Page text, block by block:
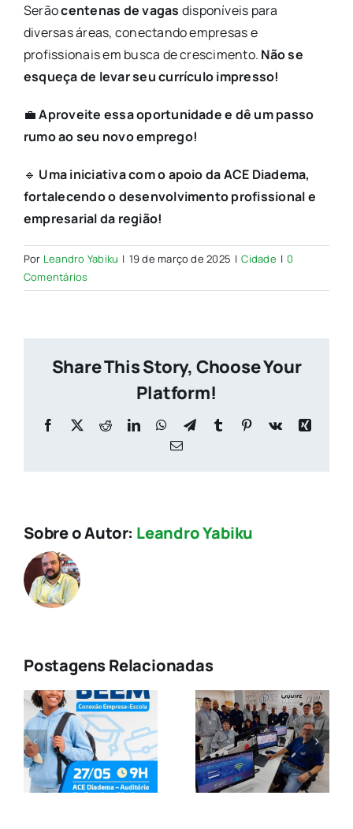
Serãocentenas de vagas disponíveis para
diversas áreas, conectando empresas e
profissionais em busca de crescimento. Não se
esqueça de levar seu currículo impresso!
💼Aproveite essa oportunidade e dê um passo
rumo ao seu novo emprego!
🔹 Uma iniciativa com o apoio da ACE Diadema,
fortalecendo o desenvolvimento profissional e
empresarial da região!
Por Leandro Yabiku | 19 de março de 2025 | Cidade | 0
Comentários
Share This Story, Choose Your
Platform!
Facebook
X RedditLinkedInWhatsApp
TelegramTumblr Pinterest
Vk
Xing
E-
Sobre o Autor: Leandro Yabiku
Postagens Relacionadas
CTI: 33 anos
de inovação
e referência
em
tecnologia
O Papel das
Comerciais
na